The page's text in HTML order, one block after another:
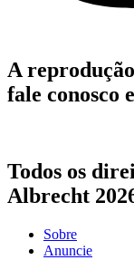
A
fale conosco
Todos os
Albrecht
Sobre
Anuncie